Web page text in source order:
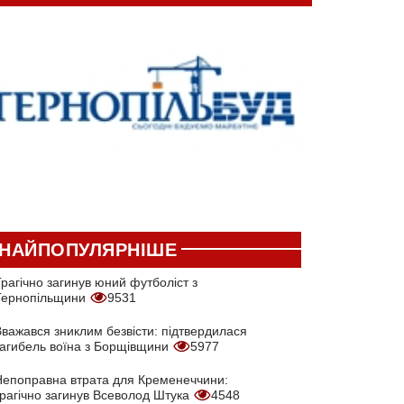
загинув юний футболіст з
9531
зниклим безвісти: підтвердилася
воїна з Борщівщини
5977
втрата для Кременеччини:
загинув Всеволод Штука
4548